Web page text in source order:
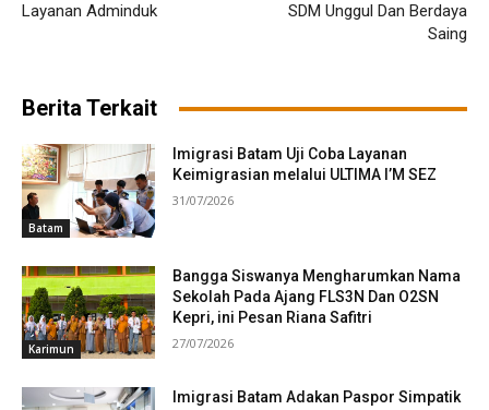
Layanan Adminduk
SDM Unggul Dan Berdaya
Saing
Berita Terkait
Batam
Imigrasi Batam Uji Coba Layanan
Keimigrasian melalui ULTIMA I’M SEZ
31/07/2026
Karimun
Bangga Siswanya Mengharumkan Nama
Sekolah Pada Ajang FLS3N Dan O2SN
Kepri, ini Pesan Riana Safitri
27/07/2026
Imigrasi Batam Adakan Paspor Simpatik